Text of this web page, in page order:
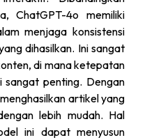
ChatGPT-4o memiliki
menjaga konsistensi
dihasilkan. Ini sangat
di mana ketepatan
penting. Dengan
artikel yang
lebih mudah. Hal
ini dapat menyusun